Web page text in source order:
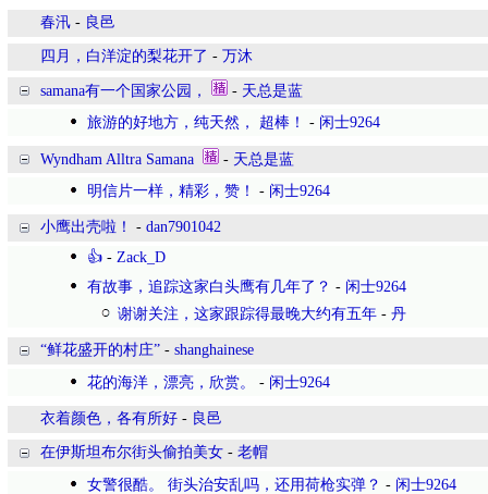
春汛 - 良邑
四月，白洋淀的梨花开了 - 万沐
samana有一个国家公园， - 天总是蓝
旅游的好地方，纯天然， 超棒！
- 闲士9264
Wyndham Alltra Samana - 天总是蓝
明信片一样，精彩，赞！
- 闲士9264
小鹰出壳啦！ - dan7901042
👍 - Zack_D
有故事，追踪这家白头鹰有几年了？ - 闲士9264
谢谢关注，这家跟踪得最晚大约有五年 - 丹
“鲜花盛开的村庄” - shanghainese
花的海洋，漂亮，欣赏。
- 闲士9264
衣着颜色，各有所好 - 良邑
在伊斯坦布尔街头偷拍美女 - 老帽
女警很酷。 街头治安乱吗，还用荷枪实弹？ - 闲士9264